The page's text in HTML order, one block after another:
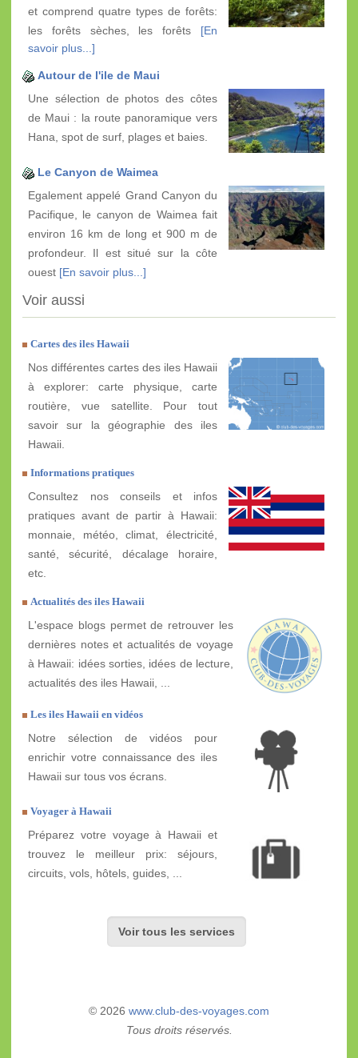
et comprend quatre types de forêts:
les forêts sèches, les forêts [En
savoir plus...]
Autour de l'ile de Maui
Une sélection de photos des côtes
de Maui : la route panoramique vers
Hana, spot de surf, plages et baies.
Le Canyon de Waimea
Egalement appelé Grand Canyon du
Pacifique, le canyon de Waimea fait
environ 16 km de long et 900 m de
profondeur. Il est situé sur la côte
ouest [En savoir plus...]
Voir aussi
Cartes des iles Hawaii
Nos différentes cartes des iles Hawaii
à explorer: carte physique, carte
routière, vue satellite. Pour tout
savoir sur la géographie des iles
Hawaii.
Informations pratiques
Consultez nos conseils et infos
pratiques avant de partir à Hawaii:
monnaie, météo, climat, électricité,
santé, sécurité, décalage horaire,
etc.
Actualités des iles Hawaii
L'espace blogs permet de retrouver les
dernières notes et actualités de voyage
à Hawaii: idées sorties, idées de lecture,
actualités des iles Hawaii, ...
Les iles Hawaii en vidéos
Notre sélection de vidéos pour
enrichir votre connaissance des iles
Hawaii sur tous vos écrans.
Voyager à Hawaii
Préparez votre voyage à Hawaii et
trouvez le meilleur prix: séjours,
circuits, vols, hôtels, guides, ...
Voir tous les services
© 2026 www.club-des-voyages.com
Tous droits réservés.